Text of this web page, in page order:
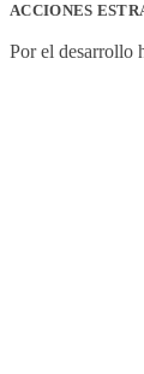
ACCIONES
Por el desarrollo